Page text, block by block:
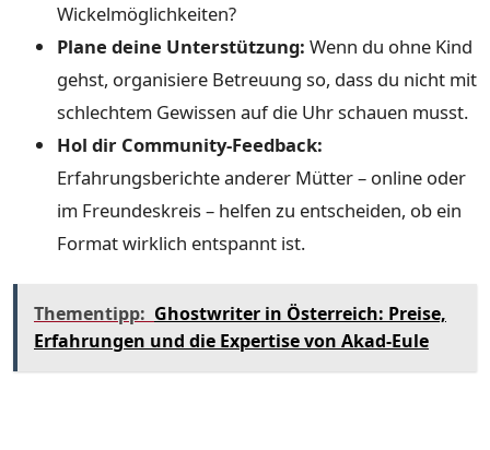
Wickelmöglichkeiten?
Plane deine Unterstützung: Wenn du ohne Kind
gehst, organisiere Betreuung so, dass du nicht mit
schlechtem Gewissen auf die Uhr schauen musst.
Hol dir Community-Feedback:
Erfahrungsberichte anderer Mütter – online oder
im Freundeskreis – helfen zu entscheiden, ob ein
Format wirklich entspannt ist.
Thementipp: Ghostwriter in Österreich: Preise,
Erfahrungen und die Expertise von Akad-Eule